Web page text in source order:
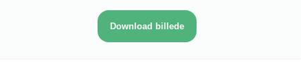
Download billede